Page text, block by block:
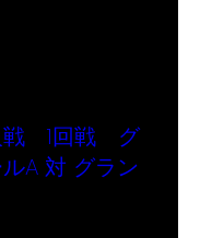
戦 1回戦 グ
A 対 グラン